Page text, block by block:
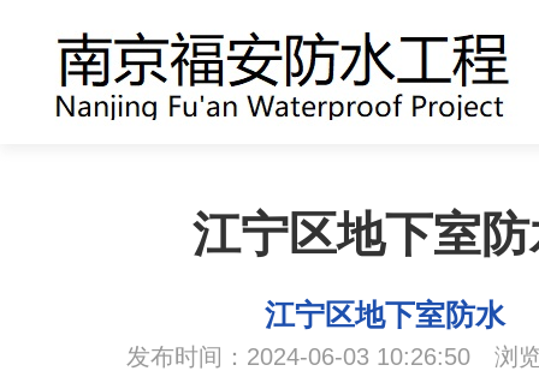
江宁区地下室
江宁区地下室防水
发布时间：2024-06-03 10:26:50 浏